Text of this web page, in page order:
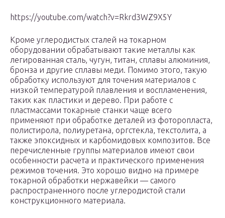
https://youtube.com/watch?v=Rkrd3WZ9X5Y
Кроме углеродистых сталей на токарном
оборудовании обрабатывают такие металлы как
легированная сталь, чугун, титан, сплавы алюминия,
бронза и другие сплавы меди. Помимо этого, такую
обработку используют для точения материалов с
низкой температурой плавления и воспламенения,
таких как пластики и дерево. При работе с
пластмассами токарные станки чаще всего
применяют при обработке деталей из фоторопласта,
полистирола, полиуретана, оргстекла, текстолита, а
также эпоксидных и карбомидовых композитов. Все
перечисленные группы материалов имеют свои
особенности расчета и практического применения
режимов точения. Это хорошо видно на примере
токарной обработки нержавейки — самого
распространенного после углеродистой стали
конструкционного материала.